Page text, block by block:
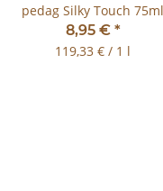
pedag Silky Touch 75ml
8,95 € *
119,33 € / 1 l